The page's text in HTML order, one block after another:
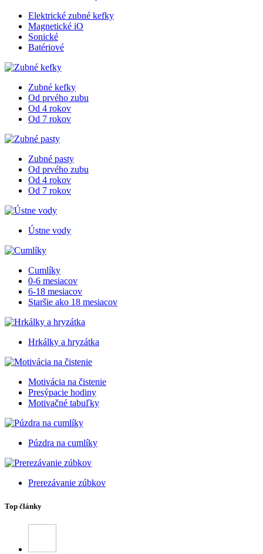
Elektrické zubné kefky
Magnetické iO
Sonické
Batériové
Zubné kefky
Od prvého zubu
Od 4 rokov
Od 7 rokov
Zubné pasty
Od prvého zubu
Od 4 rokov
Od 7 rokov
Ústne vody
Cumlíky
0-6 mesiacov
6-18 mesiacov
Staršie ako 18 mesiacov
Hrkálky a hryzátka
Motivácia na čistenie
Presýpacie hodiny
Motivačné tabuľky
Púzdra na cumlíky
Prerezávanie zúbkov
Top články